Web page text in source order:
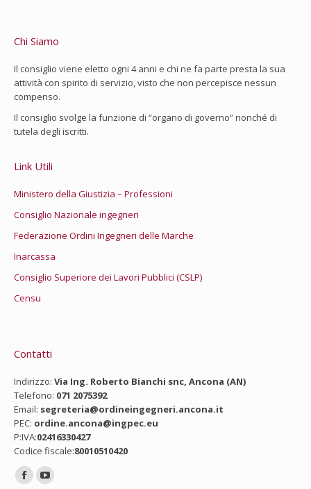
Chi Siamo
Il consiglio viene eletto ogni 4 anni e chi ne fa parte presta la sua
attività con spirito di servizio, visto che non percepisce nessun
compenso.
Il consiglio svolge la funzione di “organo di governo” nonché di
tutela degli iscritti.
Link Utili
Ministero della Giustizia – Professioni
Consiglio Nazionale ingegneri
Federazione Ordini Ingegneri delle Marche
Inarcassa
Consiglio Superiore dei Lavori Pubblici (CSLP)
Censu
Contatti
Indirizzo: Via Ing. Roberto Bianchi snc, Ancona (AN)
Telefono: 071 2075392
Email: segreteria@ordineingegneri.ancona.it
PEC: ordine.ancona@ingpec.eu
P:IVA:02416330427
Codice fiscale:80010510420
Ci puoi trovare su:
FacebookYouTube